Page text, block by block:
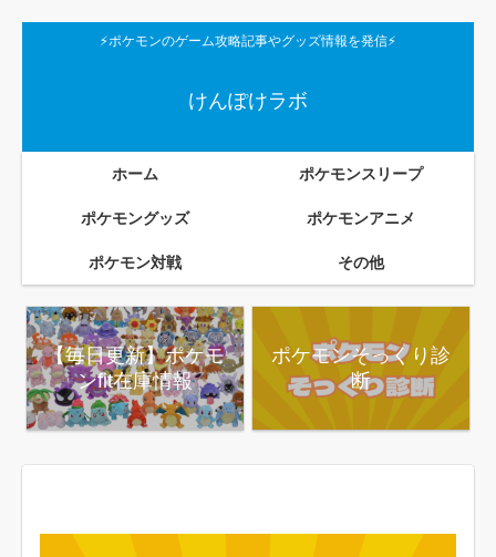
⚡ポケモンのゲーム攻略記事やグッズ情報を発信⚡
けんぽけラボ
ホーム ポケモンスリープ
ポケモングッズ ポケモンアニメ
ポケモン対戦 その他
【毎日更新】ポケモ
ンfit在庫情報
ポケモンそっくり診
断